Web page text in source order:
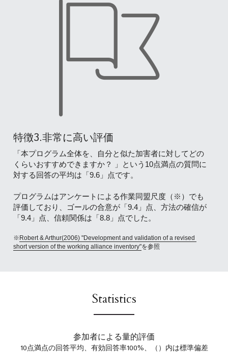
特徴3.非常に高い評価
「本プログラム全体を、自分と似た加害者に対してどの
くらいおすすめできますか？ 」という10点満点の質問に
対する回答の平均は「9.6」点です。
プログラムはアンケートによる作業同盟尺度（※）でも
評価しており、ゴールの合意が「9.4」点、方法の確信が
「9.4」点、信頼関係は「8.8」点でした。
※ Robert & Arthur(2006) "Development and validation of a revised
short version of the working alliance inventory"を参照
Statistics
参加者による量的評価
10点満点の回答平均、有効回答率100%、（）内は標準偏差